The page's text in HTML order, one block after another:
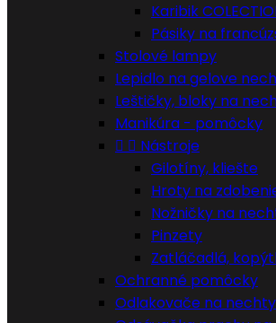
Karibik
Pásiky na
Stolové lampy
Lepidlo na gelove
Leštičky, bloky na
Manikúra - pomôcky
  Nástroje
Gilotíny, kliešte
Hroty na
Nožničky na
Pinzety
Zatláčadlá,
Ochranné pomôcky
Odlakovače na nechty